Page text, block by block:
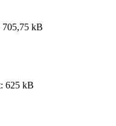
705,75 kB
625 kB